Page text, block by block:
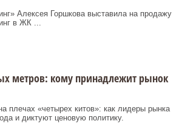
Алексея Горшкова выставила на продажу
в ЖК ...
метров: кому принадлежит рынок
плечах «четырех китов»: как лидеры рынка
и диктуют ценовую политику.